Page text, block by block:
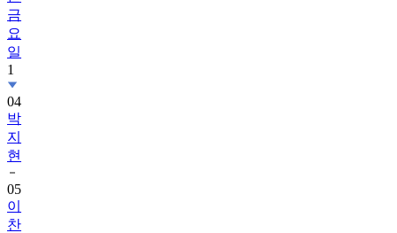
금
요
일
1
04
박
지
현
05
이
찬